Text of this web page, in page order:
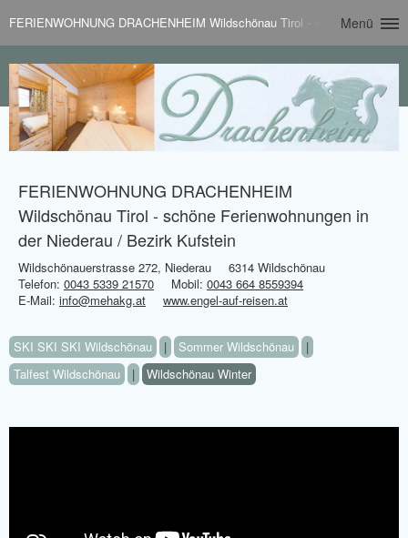
FERIENWOHNUNG DRACHENHEIM Wildschönau Tirol - schöneMenü
FERIENWOHNUNG DRACHENHEIM
Wildschönau Tirol - schöne Ferienwohnungen in
der Niederau / Bezirk Kufstein
Wildschönauerstrasse 272, Niederau
6314 Wildschönau
Telefon: 0043 5339 21570 Mobil: 0043 664 8559394
E-Mail: info@mehakg.at www.engel-auf-reisen.at
SKI SKI SKI Wildschönau | Sommer Wildschönau
|
Talfest Wildschönau
| Wildschönau Winter